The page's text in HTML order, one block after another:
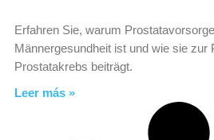
Erfahren Sie, warum
Männergesundheit ist und wie sie zur
Prostatakrebs beiträgt.
Leer más »